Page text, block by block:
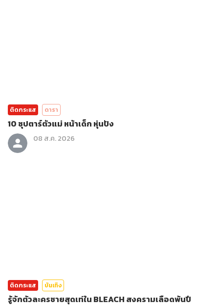
ติดกระแส ดารา
10 ซุปตาร์ตัวแม่ หน้าเด็ก หุ่นปัง
08 ส.ค. 2026
ติดกระแส บันเทิง
รู้จักตัวละครชายสุดเท่ใน BLEACH สงครามเลือดพันปี